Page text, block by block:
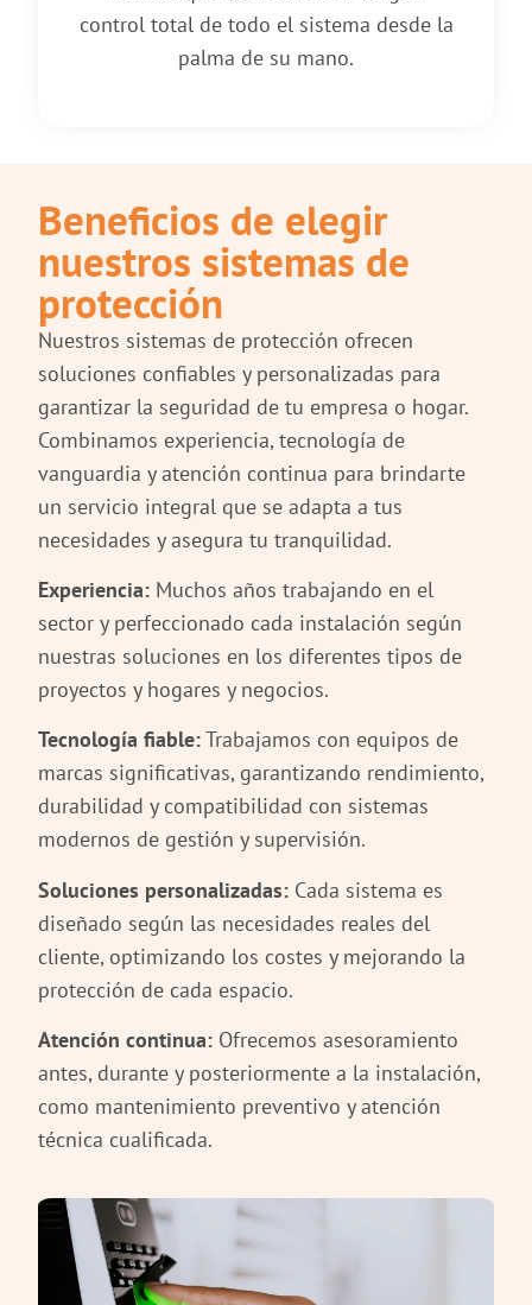
control total de todo el sistema desde la
palma de su mano.
Beneficios de elegir
nuestros sistemas de
protección
Nuestros sistemas de protección ofrecen
soluciones confiables y personalizadas para
garantizar la seguridad de tu empresa o hogar.
Combinamos experiencia, tecnología de
vanguardia y atención continua para brindarte
un servicio integral que se adapta a tus
necesidades y asegura tu tranquilidad.
Experiencia: Muchos años trabajando en el
sector y perfeccionado cada instalación según
nuestras soluciones en los diferentes tipos de
proyectos y hogares y negocios.
Tecnología fiable:Trabajamos con equipos de
marcas significativas, garantizando rendimiento,
durabilidad y compatibilidad con sistemas
modernos de gestión y supervisión.
Soluciones personalizadas: Cada sistema es
diseñado según las necesidades reales del
cliente, optimizando los costes y mejorando la
protección de cada espacio.
Atención continua: Ofrecemos asesoramiento
antes, durante y posteriormente a la instalación,
como mantenimiento preventivo y atención
técnica cualificada.